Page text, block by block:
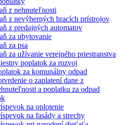
z nehnuteľnosti
z nevýherných hracích prístrojov
z predajných automatov
za ubytovanie
za psa
za užívanie verejného priestranstva
poplatok za rozvoj
za komunálny odpad
o zaplatení dane z
a poplatku za odpad
na oplotenie
na fasády a strechy